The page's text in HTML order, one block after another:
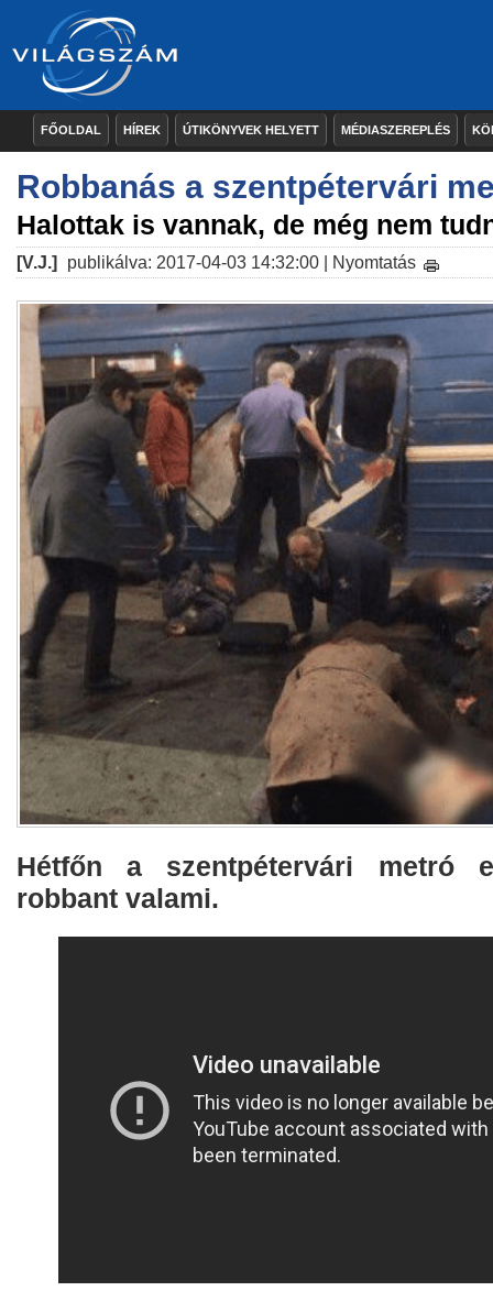
FŐOLDAL HÍREK ÚTIKÖNYVEK HELYETT MÉDIASZEREPLÉS
Robbanás a szentpétervári
Halottak is vannak, de még nem
[V.J.] publikálva: 2017-04-03 14:32:00 | Nyomtatás
Hétfőn a szentpétervári metró
robbant valami.